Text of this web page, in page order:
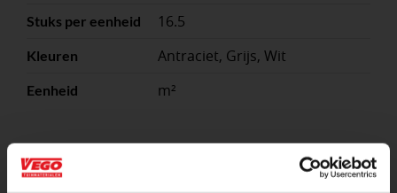
Stuks per eenheid 16.5
Kleuren Antraciet, Grijs, Wit
Eenheid m²